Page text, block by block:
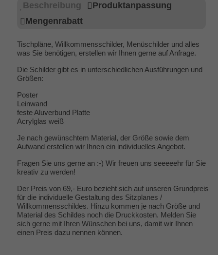
Beschreibung
Produktanpassung
Mengenrabatt
Tischpläne, Willkommensschilder, Menüschilder und alles
was Sie benötigen, erstellen wir Ihnen gerne auf Anfrage.
Die Schilder gibt es in unterschiedlichen Ausführungen und
Größen:
Poster
Leinwand
feste Aluverbund Platte
Acrylglas weiß
Je nach gewünschtem Material, der Größe sowie dem
Aufwand erstellen wir Ihnen ein individuelles Angebot.
Fragen Sie uns gerne an :-) Wir freuen uns seeeeehr für Sie
kreativ zu werden!
Der Preis von 69,- Euro bezieht sich auf unseren Grundpreis
für die individuelle Gestaltung des Sitzplanes /
Willkommensschildes. Hinzu kommen je nach Größe und
Material des Schildes noch die Druckkosten. Melden Sie
sich gerne mit Ihren Wünschen bei uns, damit wir Ihnen
einen Preis dazu nennen können.